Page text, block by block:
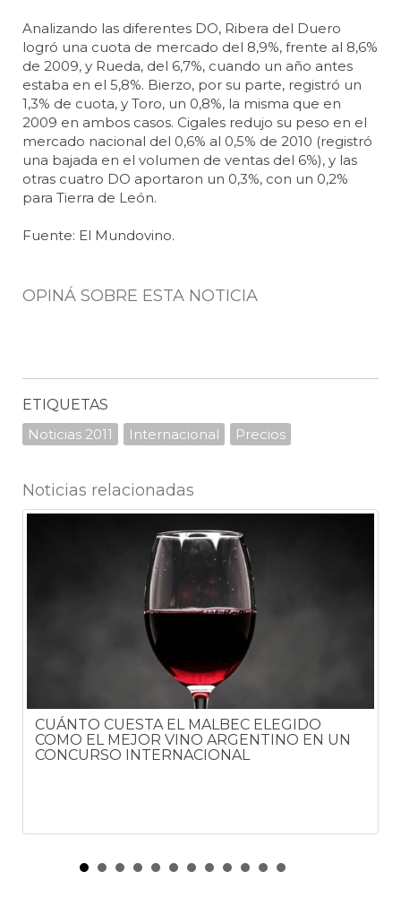
Analizando las diferentes DO, Ribera del Duero
logró una cuota de mercado del 8,9%, frente al 8,6%
de 2009, y Rueda, del 6,7%, cuando un año antes
estaba en el 5,8%. Bierzo, por su parte, registró un
1,3% de cuota, y Toro, un 0,8%, la misma que en
2009 en ambos casos. Cigales redujo su peso en el
mercado nacional del 0,6% al 0,5% de 2010 (registró
una bajada en el volumen de ventas del 6%), y las
otras cuatro DO aportaron un 0,3%, con un 0,2%
para Tierra de León.
Fuente: El Mundovino.
OPINÁ SOBRE ESTA NOTICIA
ETIQUETAS
Noticias 2011
Internacional Precios
Noticias relacionadas
CUÁNTO CUESTA EL MALBEC ELEGIDO
COMO EL MEJOR VINO ARGENTINO EN UN
CONCURSO INTERNACIONAL